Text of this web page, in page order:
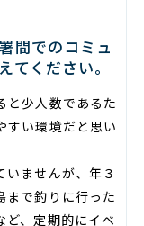
間でのコミュ
てください。
と少人数であるた
すい環境だと思い
いませんが、年３
まで釣りに行った
ど、定期的にイベ